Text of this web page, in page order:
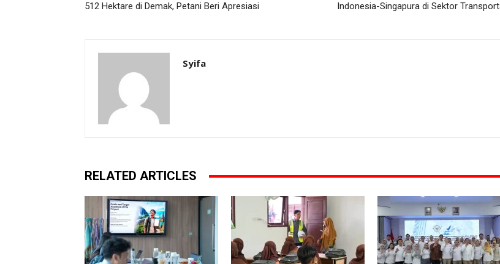
512 Hektare di Demak, Petani Beri Apresiasi
Indonesia-Singapura di Sektor
Syifa
RELATED ARTICLES